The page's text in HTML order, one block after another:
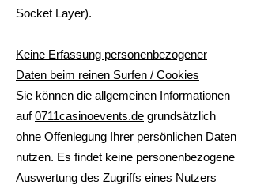
Socket Layer).
Keine Erfassung personenbezogener
Daten beim reinen Surfen / Cookies
Sie können die allgemeinen Informationen
auf0711casinoevents.de grundsätzlich
ohne Offenlegung Ihrer persönlichen Daten
nutzen. Es findet keine personenbezogene
Auswertung des Zugriffs eines Nutzers